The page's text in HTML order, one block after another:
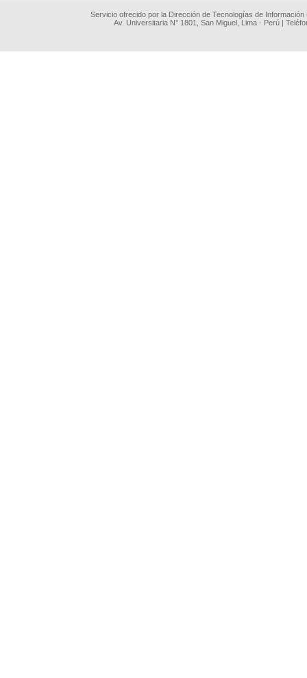
Servicio ofrecido por la Dirección de Tecnologías de
Av. Universitaria N° 1801, San Miguel, Lima - Perú |